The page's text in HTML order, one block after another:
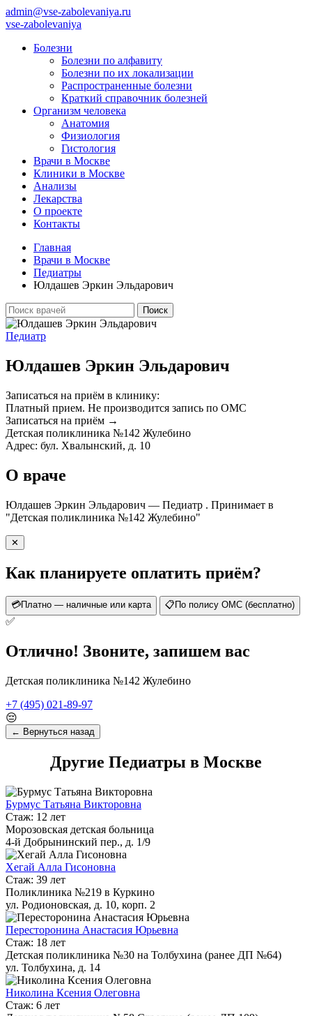
admin@vse-zabolevaniya.ru
vse-zabolevaniya
Болезни
Болезни по алфавиту
Болезни по их локализации
Распространенные болезни
Краткий справочник болезней
Организм человека
Анатомия
Физиология
Гистология
Врачи в Москве
Клиники в Москве
Анализы
Лекарства
О проекте
Контакты
Главная
Врачи в Москве
Педиатры
Юлдашев Эркин Эльдарович
Педиатр
Юлдашев Эркин Эльдарович
Записаться на приём в клинику:
Платный прием. Не производится запись по ОМС
Записаться на приём →
Детская поликлиника №142 Жулебино
Адрес: бул. Хвалынский, д. 10
О враче
Юлдашев Эркин Эльдарович — Педиатр . Принимает в
"Детская поликлиника №142 Жулебино"
✕
Как планируете оплатить приём?
💳Платно — наличные или карта 📋 По полису ОМС (бесплатно)
✅
Отлично! Звоните, запишем вас
Детская поликлиника №142 Жулебино
+7 (495) 021-89-97
😔
← Вернуться назад
Другие Педиатры в Москве
Бурмус Татьяна Викторовна
Стаж: 12 лет
Морозовская детская больница
4-й Добрынинский пер., д. 1/9
Хегай Алла Гисоновна
Стаж: 39 лет
Поликлиника №219 в Куркино
ул. Родионовская, д. 10, корп. 2
Пересторонина Анастасия Юрьевна
Стаж: 18 лет
Детская поликлиника №30 на Толбухина (ранее ДП №64)
ул. Толбухина, д. 14
Николина Ксения Олеговна
Стаж: 6 лет